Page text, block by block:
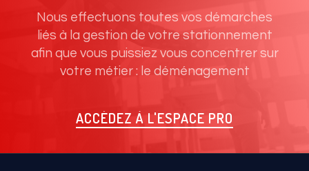
Nous effectuons toutes vos démarches
liés à la gestion de votre stationnement
afin que vous puissiez vous concentrer sur
votre métier : le déménagement
ACCÉDEZ À L'ESPACE PRO